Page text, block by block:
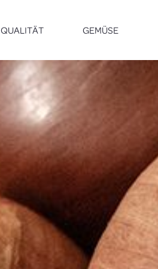
QUALITÄT GEMÜSE